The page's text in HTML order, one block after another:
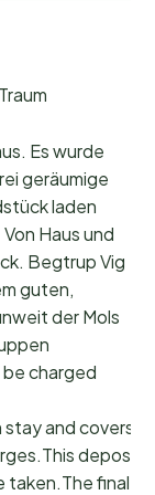
Es wurde
geräumige
laden
Haus und
Begtrup Vig
guten,
der Mols
charged
and covers
deposit
final